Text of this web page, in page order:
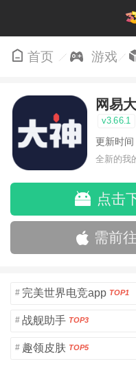
首页 游戏
网易
v3.66.1
更新时间
全新的我
点击
需前
# 完美世界电竞app TOP1
# 战舰助手 TOP3
# 趣领皮肤 TOP5